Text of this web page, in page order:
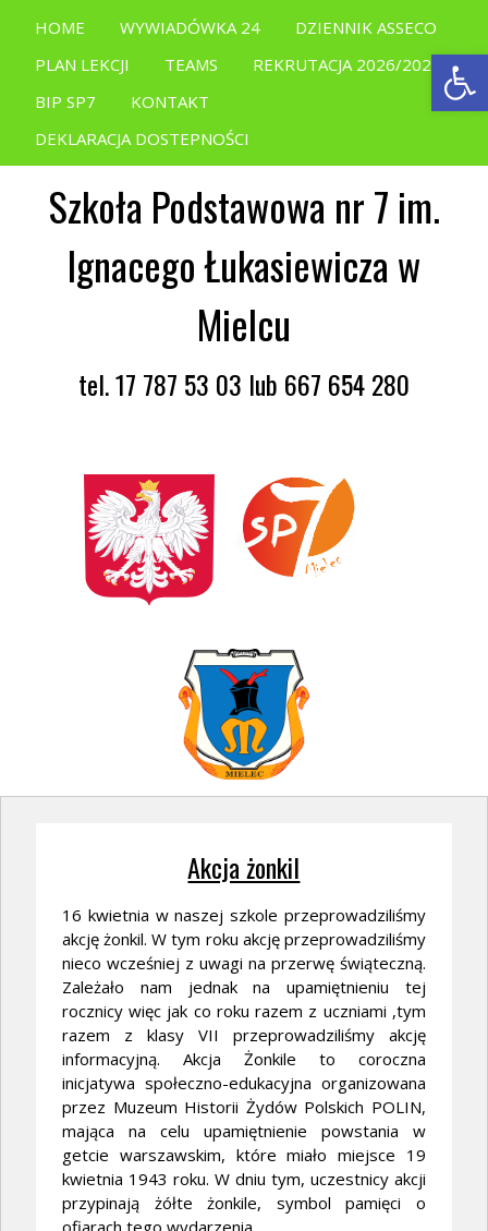
HOME WYWIADÓWKA 24
DZIENNIK ASSECO
PLAN LEKCJI
TEAMS
REKRUTACJA 2026/2027
BIP SP7
KONTAKT
DEKLARACJA DOSTEPNOŚCI
Szkoła Podstawowa nr 7 im.
Ignacego Łukasiewicza w
Mielcu
tel. 17 787 53 03 lub 667 654 280
Akcja żonkil
16 kwietnia w naszej szkole przeprowadziliśmy
akcję żonkil. W tym roku akcję przeprowadziliśmy
nieco wcześniej z uwagi na przerwę świąteczną.
Zależało nam jednak na upamiętnieniu tej
rocznicy więc jak co roku razem z uczniami ,tym
razem z klasy VII przeprowadziliśmy akcję
informacyjną. Akcja Żonkile to coroczna
inicjatywa społeczno-edukacyjna organizowana
przez Muzeum Historii Żydów Polskich POLIN,
mająca na celu upamiętnienie powstania w
getcie warszawskim, które miało miejsce 19
kwietnia 1943 roku. W dniu tym, uczestnicy akcji
przypinają żółte żonkile, symbol pamięci o